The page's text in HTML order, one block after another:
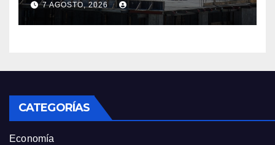
departamento donde el
sector tiene sus
7 AGOSTO, 2026
CATEGORÍAS
Economía